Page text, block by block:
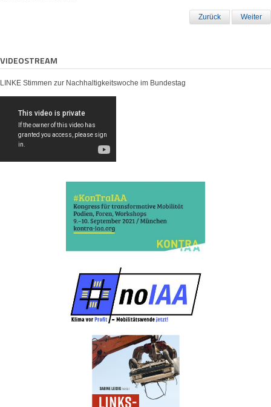
Zurück Weiter
VIDEOSTREAM
LINKE Stimmen zur Nachhaltigkeitswoche im Bundestag